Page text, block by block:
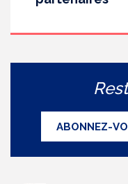
ABONNEZ-